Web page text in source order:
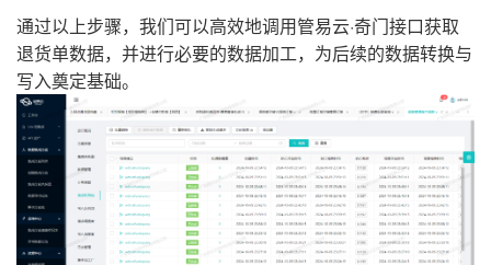
通过以上步骤，我们可以高效地调用管易云·奇门接口获取
退货单数据，并进行必要的数据加工，为后续的数据转换与
写入奠定基础。